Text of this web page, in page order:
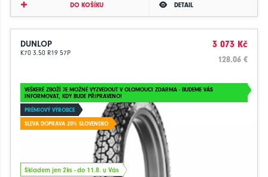
DO KOŠÍKU DETAIL
DUNLOP
K70 3.50 R19 57P
3 073 Kč
128.06 €
VEŠKERÉ ZBOŽÍ JE MOŽNÉ VYZVEDOUT V OLOMOUCI ZDARMA - BUDEME VÁS
INFORMOVAT, KDY BUDE PŘIPRAVENO!
PRÉMIOVÝ VÝROBCE
SLEVA DOPRAVA 20% SLOVENSKO
Skladem jen 2ks - do 11.8. u Vás